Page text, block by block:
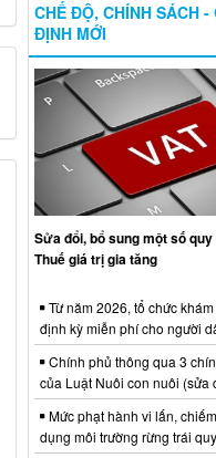
CHẾ ĐỘ, CHÍNH SÁCH -
ĐỊNH MỚI
Sửa đổi, bổ sung một số
Thuế giá trị gia tăng
Từ năm 2026, tổ chức
định kỳ miễn phí cho người
Chính phủ thông qua 3
của Luật Nuôi con nuôi (sửa
Mức phạt hành vi lấn,
dụng môi trường rừng trái